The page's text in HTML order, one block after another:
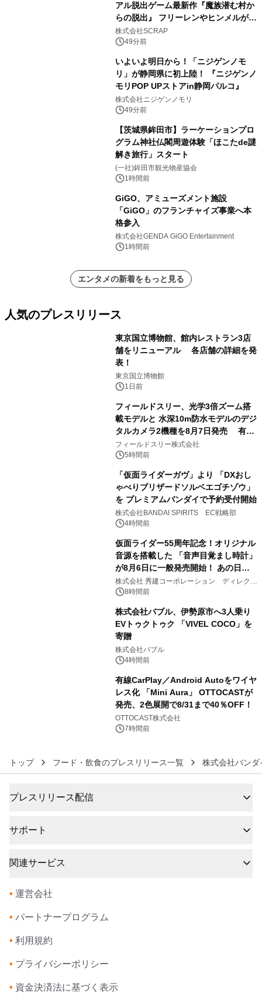
アル脱出ゲーム最新作『魔族潜む村か
らの脱出』 フリーレンやヒンメルが武
器を手に魔族を見据える描き下ろしメ
インビジュアル公開
株式会社SCRAP
49分前
いよいよ明日から！「ニジゲンノモ
リ」が静岡県に初上陸！ 『ニジゲンノ
モリPOP UPストアin静岡パルコ』
株式会社ニジゲンノモリ
49分前
【茨城県鉾田市】ラーケーションプロ
グラム神社仏閣周遊体験「ほこたde謎
解き旅行」スタート
(一社)鉾田市観光物産協会
1時間前
GiGO、アミューズメント施設
「GiGO」のフランチャイズ事業へ本
格参入
株式会社GENDA GiGO Entertainment
1時間前
エンタメの新着をもっと見る
人気のプレスリリース
東京国立博物館、館内レストラン3店
舗をリニューアル 各店舗の詳細を発
表！
東京国立博物館
1日前
フィールドスリー、光学3倍ズーム搭
載モデルと 水深10m防水モデルのデジ
タルカメラ2機種を8月7日発売 有効
約1300万画素、用途別に選べるコンデ
ジ新登場
フィールドスリー株式会社
5時間前
「仮面ライダーガヴ」より 「DXおし
ゃべりブリザードソルベエゴチゾウ」
を プレミアムバンダイで予約受付開始
株式会社BANDAI SPIRITS EC戦略部
4時間前
仮面ライダー55周年記念！オリジナル
音源を搭載した 「音声目覚まし時計」
が8月6日に一般発売開始！ あの日の
大興奮が今甦る
株式会社 秀建コーポレーション ディレクト
アートギャラリー
8時間前
株式会社バブル、伊勢原市へ3人乗り
EVトゥクトゥク 「VIVEL COCO」を
寄贈
株式会社バブル
4時間前
有線CarPlay／Android Autoをワイヤ
レス化 「Mini Aura」 OTTOCASTが
発売、2色展開で8/31まで40％OFF！
OTTOCAST株式会社
7時間前
トップ フード・飲食のプレスリリース一覧 株式会社バン
プレスリリース配信
サポート
関連サービス
• 運営会社
• パートナープログラム
• 利用規約
• プライバシーポリシー
• 資金決済法に基づく表示